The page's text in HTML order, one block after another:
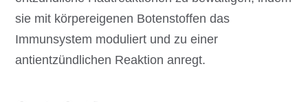
sie mit körpereigenen Botenstoffen das
Immunsystem moduliert und zu einer
antientzündlichen Reaktion anregt.